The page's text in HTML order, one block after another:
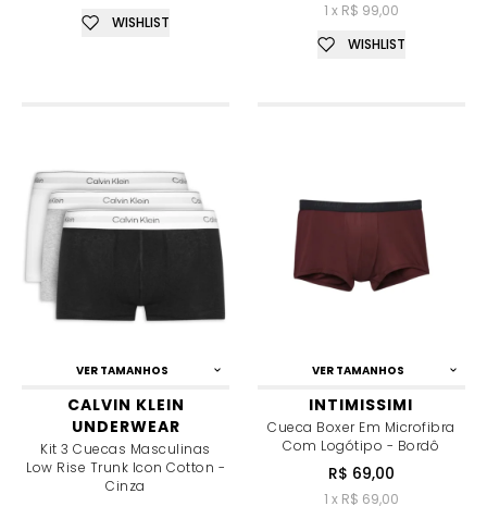
WISHLIST
1 x R$ 99,00
WISHLIST
VER TAMANHOS
CALVIN KLEIN
UNDERWEAR
Kit 3 Cuecas Masculinas
Low Rise Trunk Icon Cotton -
Cinza
VER TAMANHOS
INTIMISSIMI
Cueca Boxer Em Microfibra
Com Logótipo - Bordô
R$ 69,00
1 x R$ 69,00